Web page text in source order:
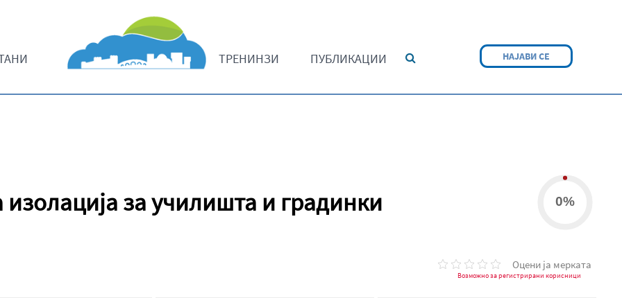
ТРЕНИНЗИ ПУБЛИКАЦИИ НАЈАВИ СЕ
за училишта и градинки 0%
Оцени ја мерката
Возможно за регистрирани корисници